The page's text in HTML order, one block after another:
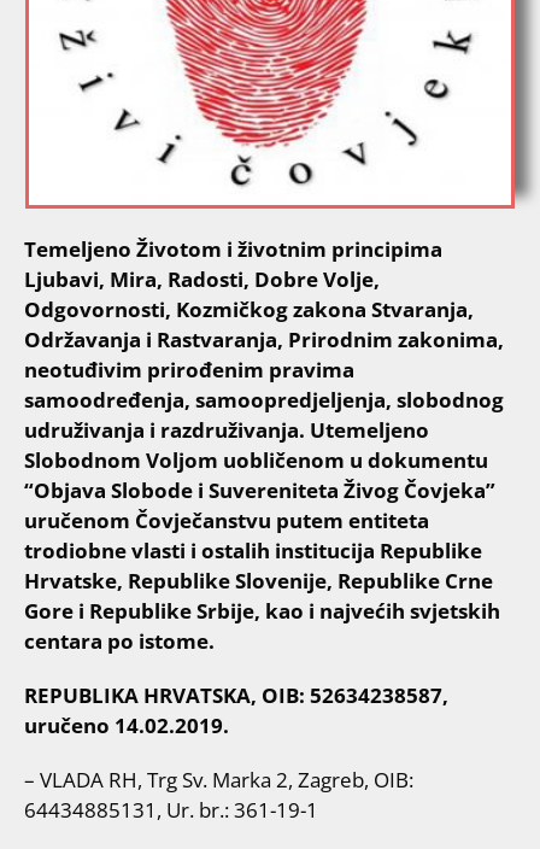
Temeljeno Životom i životnim principima
Ljubavi, Mira, Radosti, Dobre Volje,
Odgovornosti, Kozmičkog zakona Stvaranja,
Održavanja i Rastvaranja, Prirodnim zakonima,
neotuđivim prirođenim pravima
samoodređenja, samoopredjeljenja, slobodnog
udruživanja i razdruživanja. Utemeljeno
Slobodnom Voljom uobličenom u dokumentu
“Objava Slobode i Suvereniteta Živog Čovjeka”
uručenom Čovječanstvu putem entiteta
trodiobne vlasti i ostalih institucija Republike
Hrvatske, Republike Slovenije, Republike Crne
Gore i Republike Srbije, kao i najvećih svjetskih
centara po istome.
REPUBLIKA HRVATSKA, OIB: 52634238587,
uručeno 14.02.2019.
– VLADA RH, Trg Sv. Marka 2, Zagreb, OIB:
64434885131, Ur. br.: 361-19-1